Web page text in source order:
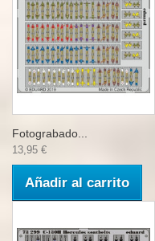
Fotograbado...
13,95 €
Añadir al carrito